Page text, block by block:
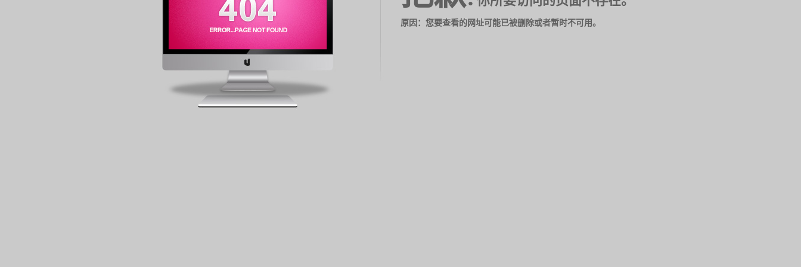
原因：您要查看的网址可能已被删除或者暂时不可用。